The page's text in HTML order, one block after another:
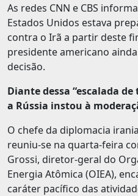
As redes CNN e CBS
Estados Unidos estava
contra o Irã a partir deste
presidente americano
decisão.
Diante dessa “escalada
a Rússia instou à
O chefe da diplomacia
reuniu-se na quarta-feira
Grossi, diretor-geral do
Energia Atômica (OIEA),
caráter pacífico das